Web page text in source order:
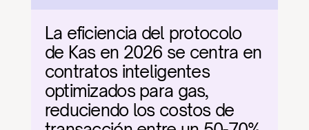
La eficiencia del protocolo
de Kas en 2026 se centra en
contratos inteligentes
optimizados para gas,
reduciendo los costos de